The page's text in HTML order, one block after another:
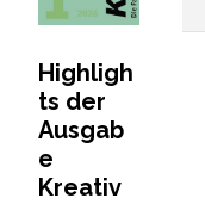
Highligh
ts der
Ausgab
e
Kreativ